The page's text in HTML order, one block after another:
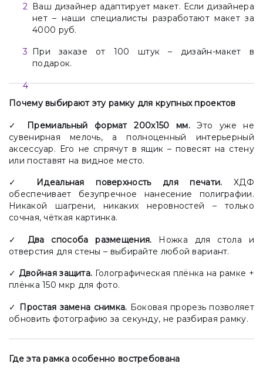
Ваш дизайнер адаптирует макет. Если дизайнера
нет – наши специалисты разработают макет за
4000 руб.
При заказе от 100 штук – дизайн-макет в
подарок.
Почему выбирают эту рамку для крупных проектов
✓ Премиальный формат 200х150 мм.Это уже не
сувенирная мелочь, а полноценный интерьерный
аксессуар. Его не спрячут в ящик – повесят на стену
или поставят на видное место.
✓ Идеальная поверхность для печати. ХДФ
обеспечивает безупречное нанесение полиграфии.
Никакой шагрени, никаких неровностей – только
сочная, чёткая картинка.
✓ Два способа размещения. Ножка для стола и
отверстия для стены – выбирайте любой вариант.
✓ Двойная защита. Голографическая плёнка на рамке +
плёнка 150 мкр для фото.
✓ Простая замена снимка. Боковая прорезь позволяет
обновить фотографию за секунду, не разбирая рамку.
Где эта рамка особенно востребована